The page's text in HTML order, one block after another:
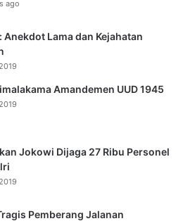
ago
Anekdot Lama dan Kejahatan
Amandemen UUD 1945
Jokowi Dijaga 27 Ribu Personel
Pemberang Jalanan